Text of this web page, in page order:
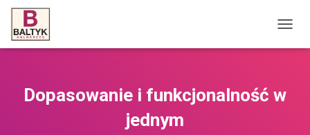
R
Ą
Dopasowanie i funkcjonalność w
jednym